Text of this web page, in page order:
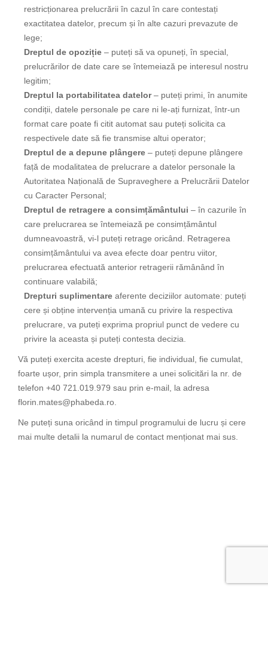
restricționarea prelucrării în cazul în care contestați
exactitatea datelor, precum și în alte cazuri prevazute de
lege;
Dreptul de opoziție – puteți să va opuneți, în special,
prelucrărilor de date care se întemeiază pe interesul nostru
legitim;
Dreptul la portabilitatea datelor– puteți primi, în anumite
condiții, datele personale pe care ni le-ați furnizat, într-un
format care poate fi citit automat sau puteți solicita ca
respectivele date să fie transmise altui operator;
Dreptul de a depune plângere – puteți depune plângere
față de modalitatea de prelucrare a datelor personale la
Autoritatea Națională de Supraveghere a Prelucrării Datelor
cu Caracter Personal;
Dreptul de retragere a consimțământului – în cazurile în
care prelucrarea se întemeiază pe consimțământul
dumneavoastră, vi-l puteți retrage oricând. Retragerea
consimțământului va avea efecte doar pentru viitor,
prelucrarea efectuată anterior retragerii rămânând în
continuare valabilă;
Drepturi suplimentare aferente deciziilor automate: puteți
cere și obține intervenția umană cu privire la respectiva
prelucrare, va puteți exprima propriul punct de vedere cu
privire la aceasta și puteți contesta decizia.
Vă puteți exercita aceste drepturi, fie individual, fie cumulat,
foarte ușor, prin simpla transmitere a unei solicitări la nr. de
telefon +40 721.019.979 sau prin e-mail, la adresa
florin.mates@phabeda.ro.
Ne puteți suna oricând in timpul programului de lucru și cere
mai multe detalii la numarul de contact menționat mai sus.